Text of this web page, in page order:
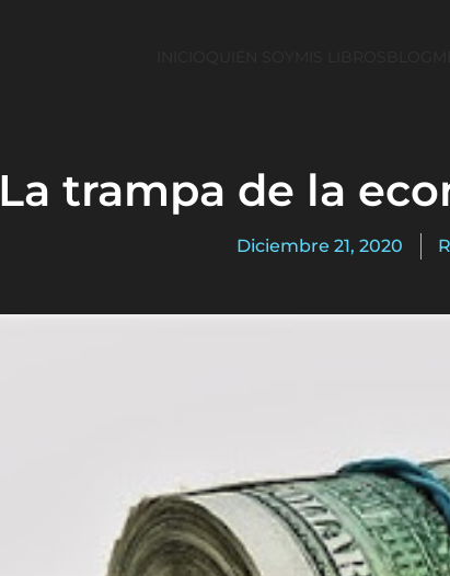
La trampa de la
Diciembre 21, 2020